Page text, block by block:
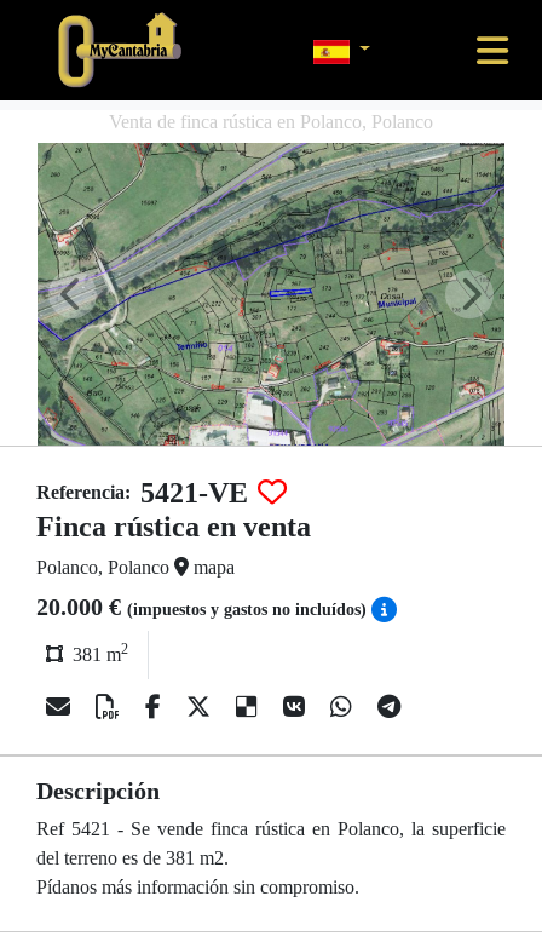
Venta de finca rústica en Polanco, Polanco
Referencia: 5421-VE
Finca rústica en venta
Polanco, Polanco mapa
20.000 € (impuestos y gastos no incluídos)
381 m2
Descripción
Ref 5421 - Se vende finca rústica en Polanco, la superficie
del terreno es de 381 m2.
Pídanos más información sin compromiso.